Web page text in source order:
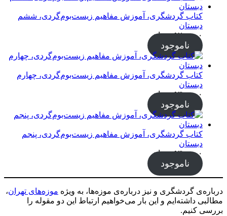
کتاب گردشگری، آموزش مفاهیم زیست‌بوم‌گردی، ششم
دبستان
۵۲۰,۰۰۰ تومان
ناموجود
کتاب گردشگری، آموزش مفاهیم زیست‌بوم‌گردی، چهارم
دبستان
۵۳۰,۰۰۰ تومان
ناموجود
کتاب گردشگری، آموزش مفاهیم زیست‌بوم‌گردی، پنجم
دبستان
۵۳۰,۰۰۰ تومان
ناموجود
درباره‌ی گردشگری و نیز درباره‌ی موزه‌ها، به ویژه موزه‌های تهران،
مطالبی داشته‌ایم و این بار می‌خواهیم ارتباط این دو مقوله را
بررسی کنیم.